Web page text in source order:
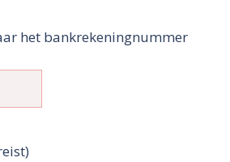
het bankrekeningnummer